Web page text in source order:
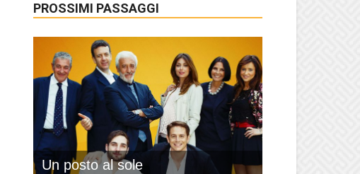
PROSSIMI PASSAGGI
Un posto al sole